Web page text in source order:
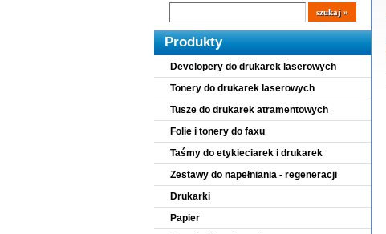
Wyszukiwarka
szukaj
Produkty
Developery do drukarek laserowych
Tonery do drukarek laserowych
Tusze do drukarek atramentowych
Folie i tonery do faxu
Taśmy do etykieciarek i drukarek
Zestawy do napełniania - regeneracji
Drukarki
Papier